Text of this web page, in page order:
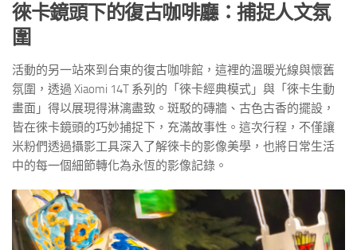
徠卡鏡頭下的復古咖啡廳：捕捉人文氛
圍
活動的另一站來到台東的復古咖啡館，這裡的溫暖光線與懷舊
氛圍，透過 Xiaomi 14T 系列的「徠卡經典模式」與「徠卡生動
畫面」得以展現得淋漓盡致。斑駁的磚牆、古色古香的擺設，
皆在徠卡鏡頭的巧妙捕捉下，充滿故事性。這次行程，不僅讓
米粉們透過攝影工具深入了解徠卡的影像美學，也將日常生活
中的每一個細節轉化為永恆的影像記錄。